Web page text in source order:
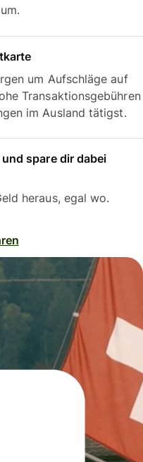
um Aufschläge auf
Transaktionsgebühren
im Ausland tätigst.
spare dir dabei
heraus, egal wo.